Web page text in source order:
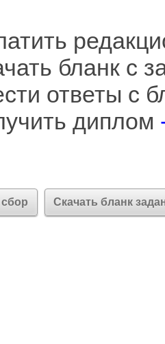
бланк с
ответы с
диплом
Скачать бланк